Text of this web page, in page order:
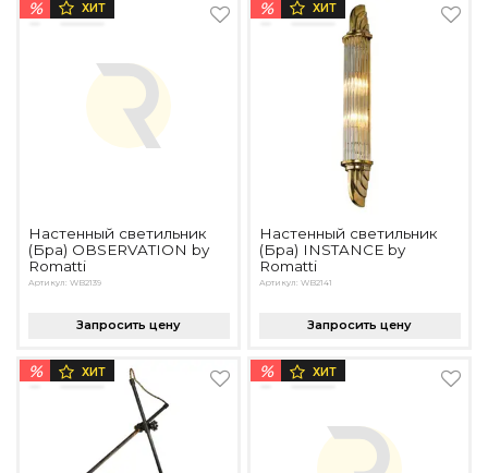
% ХИТ
Настенный светильник
(Бра) OBSERVATION by
Romatti
Артикул: WB2139
Запросить цену
% ХИТ
Настенный светильник
(Бра) INSTANCE by
Romatti
Артикул: WB2141
Запросить цену
% ХИТ % ХИТ